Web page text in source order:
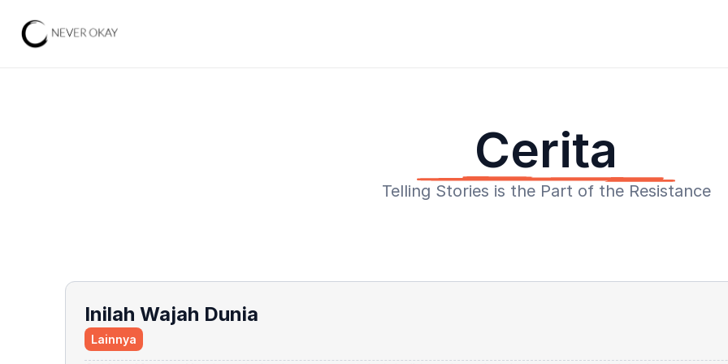
Cerita
Telling Stories is the Part of the Resistance
Inilah Wajah Dunia
Lainnya